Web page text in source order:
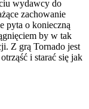
wydawcy do
zachowanie
pyta o konieczną
by w tak
Z grą Tornado jest
i starać się jak